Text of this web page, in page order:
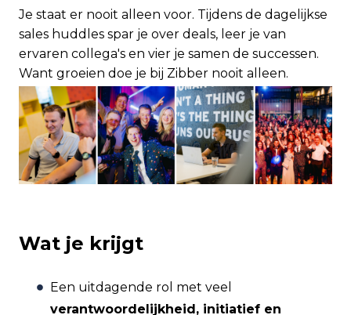
Je staat er nooit alleen voor. Tijdens de dagelijkse
sales huddles spar je over deals, leer je van
ervaren collega's en vier je samen de successen.
Want groeien doe je bij Zibber nooit alleen.
Wat je krijgt
Een uitdagende rol met veel
verantwoordelijkheid, initiatief en